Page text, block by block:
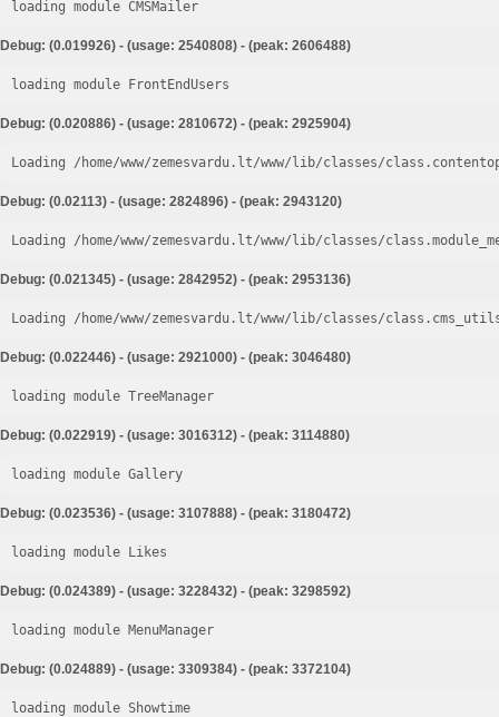
loading module CMSMailer
Debug: (0.019926) - (usage: 2540808) - (peak: 2606488)
loading module FrontEndUsers
Debug: (0.020886) - (usage: 2810672) - (peak: 2925904)
Loading /home/www/zemesvardu.lt/www/lib/classes/
Debug: (0.02113) - (usage: 2824896) - (peak: 2943120)
Loading /home/www/zemesvardu.lt/www/lib/classes/
Debug: (0.021345) - (usage: 2842952) - (peak: 2953136)
Loading /home/www/zemesvardu.lt/www/lib/classes/
Debug: (0.022446) - (usage: 2921000) - (peak: 3046480)
loading module TreeManager
Debug: (0.022919) - (usage: 3016312) - (peak: 3114880)
loading module Gallery
Debug: (0.023536) - (usage: 3107888) - (peak: 3180472)
loading module Likes
Debug: (0.024389) - (usage: 3228432) - (peak: 3298592)
loading module MenuManager
Debug: (0.024889) - (usage: 3309384) - (peak: 3372104)
loading module Showtime